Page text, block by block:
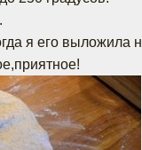
я его выложила